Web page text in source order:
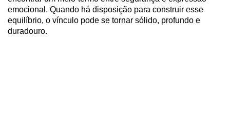
emocional. Quando há disposição para construir esse
equilíbrio, o vínculo pode se tornar sólido, profundo e
duradouro.